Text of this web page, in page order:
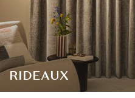
RIDEAUX